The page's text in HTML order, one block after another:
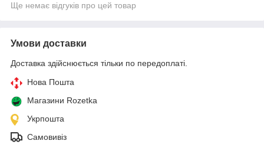
Ще немає відгуків про цей товар
Умови доставки
Доставка здійснюється тільки по передоплаті.
Нова Пошта
Магазини Rozetka
Укрпошта
Самовивіз